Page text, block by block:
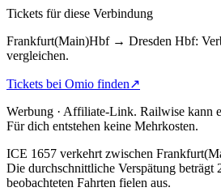
Tickets für diese Verbindung
Frankfurt(Main)Hbf → Dresden Hbf:
vergleichen.
Tickets bei Omio finden↗
Werbung · Affiliate-Link. Railwise kann
Für dich entstehen keine Mehrkosten.
ICE 1657 verkehrt zwischen
Die durchschnittliche Verspätung beträgt
beobachteten Fahrten fielen aus.